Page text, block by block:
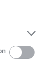
Behemoth (1
Bella Perron
Besnyő Gabi
album (1)